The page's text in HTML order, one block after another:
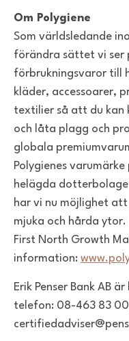
Om Polygiene
Som världsledande
förändra sättet vi ser
förbrukningsvaror till
kläder, accessoarer,
textilier så att du kan
och låta plagg och
globala
Polygienes
helägda
har vi nu möjlighet
mjuka och hårda
First North Growth
information:
Erik Penser Bank AB
telefon: 08-463 83